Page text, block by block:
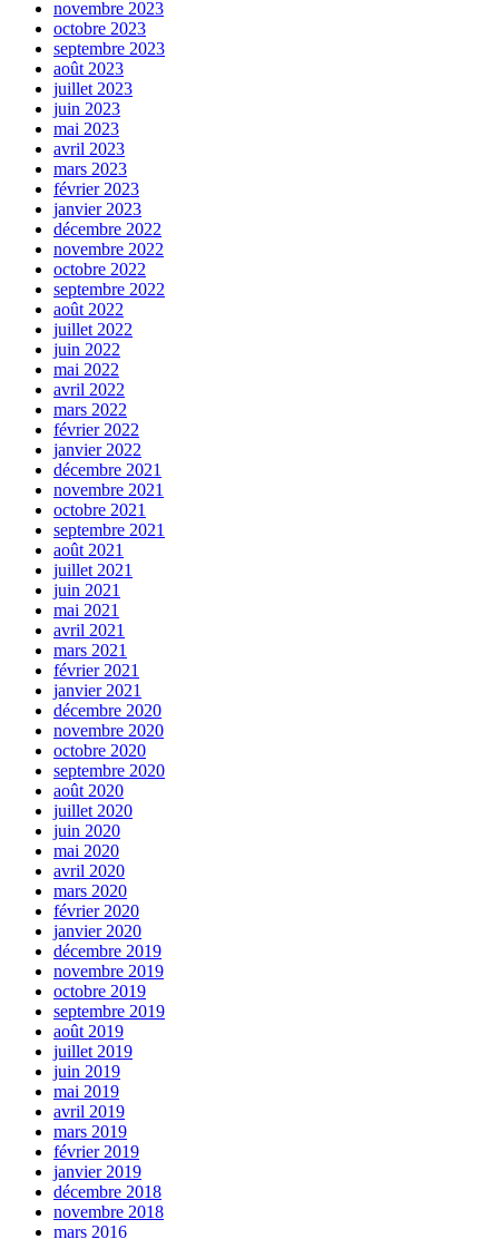
novembre 2023
octobre 2023
septembre 2023
août 2023
juillet 2023
juin 2023
mai 2023
avril 2023
mars 2023
février 2023
janvier 2023
décembre 2022
novembre 2022
octobre 2022
septembre 2022
août 2022
juillet 2022
juin 2022
mai 2022
avril 2022
mars 2022
février 2022
janvier 2022
décembre 2021
novembre 2021
octobre 2021
septembre 2021
août 2021
juillet 2021
juin 2021
mai 2021
avril 2021
mars 2021
février 2021
janvier 2021
décembre 2020
novembre 2020
octobre 2020
septembre 2020
août 2020
juillet 2020
juin 2020
mai 2020
avril 2020
mars 2020
février 2020
janvier 2020
décembre 2019
novembre 2019
octobre 2019
septembre 2019
août 2019
juillet 2019
juin 2019
mai 2019
avril 2019
mars 2019
février 2019
janvier 2019
décembre 2018
novembre 2018
mars 2016